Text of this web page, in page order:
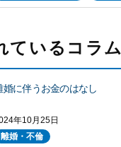
ているコラム
婚に伴うお金のはなし
年10月25日
離婚・不倫